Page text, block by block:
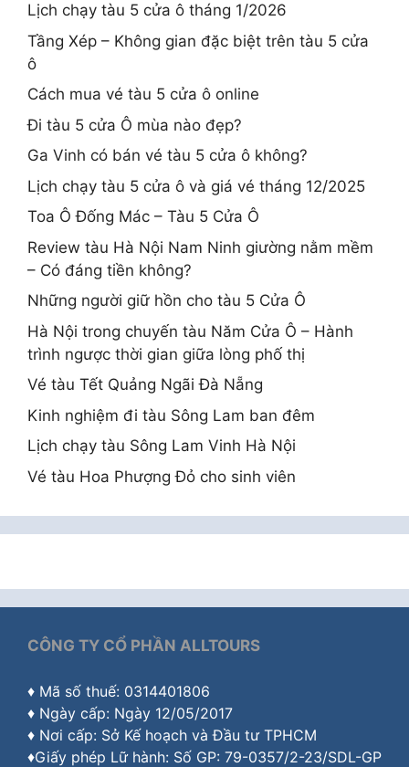
Lịch chạy tàu 5 cửa ô tháng 1/2026
Tầng Xép – Không gian đặc biệt trên tàu 5 cửa
ô
Cách mua vé tàu 5 cửa ô online
Đi tàu 5 cửa Ô mùa nào đẹp?
Ga Vinh có bán vé tàu 5 cửa ô không?
Lịch chạy tàu 5 cửa ô và giá vé tháng 12/2025
Toa Ô Đống Mác – Tàu 5 Cửa Ô
Review tàu Hà Nội Nam Ninh giường nằm mềm
– Có đáng tiền không?
Những người giữ hồn cho tàu 5 Cửa Ô
Hà Nội trong chuyến tàu Năm Cửa Ô – Hành
trình ngược thời gian giữa lòng phố thị
Vé tàu Tết Quảng Ngãi Đà Nẵng
Kinh nghiệm đi tàu Sông Lam ban đêm
Lịch chạy tàu Sông Lam Vinh Hà Nội
Vé tàu Hoa Phượng Đỏ cho sinh viên
CÔNG TY CỔ PHẦN ALLTOURS
♦ Mã số thuế: 0314401806
♦ Ngày cấp: Ngày 12/05/2017
♦ Nơi cấp: Sở Kế hoạch và Đầu tư TPHCM
♦Giấy phép Lữ hành: Số GP: 79-0357/2-23/SDL-GP